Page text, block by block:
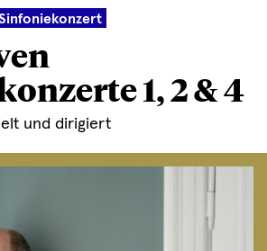
1, 2 & 4
und dirigiert